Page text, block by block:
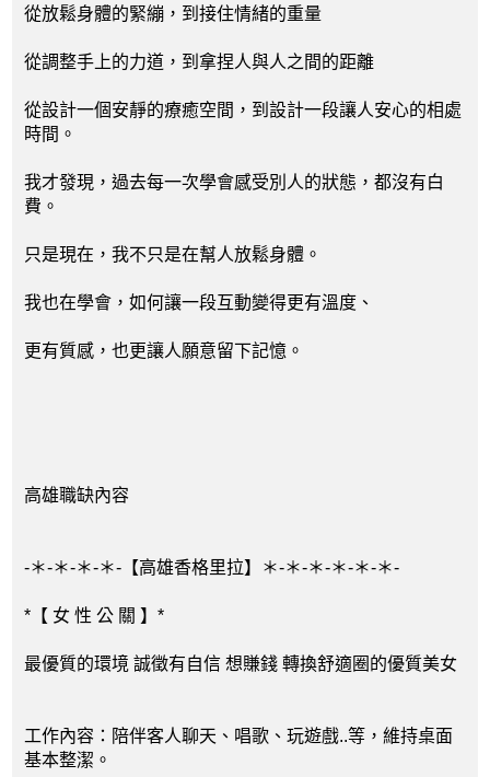
從放鬆身體的緊繃，到接住情緒的重量
從調整手上的力道，到拿捏人與人之間的距離
從設計一個安靜的療癒空間，到設計一段讓人安心的相處
時間。
我才發現，過去每一次學會感受別人的狀態，都沒有白
費。
只是現在，我不只是在幫人放鬆身體。
我也在學會，如何讓一段互動變得更有溫度、
更有質感，也更讓人願意留下記憶。
高雄職缺內容
-＊-＊-＊-＊-【高雄香格里拉】＊-＊-＊-＊-＊-＊-
*【 女 性 公 關 】*
最優質的環境 誠徵有自信 想賺錢 轉換舒適圈的優質美女
工作內容：陪伴客人聊天、唱歌、玩遊戲..等，維持桌面
基本整潔。